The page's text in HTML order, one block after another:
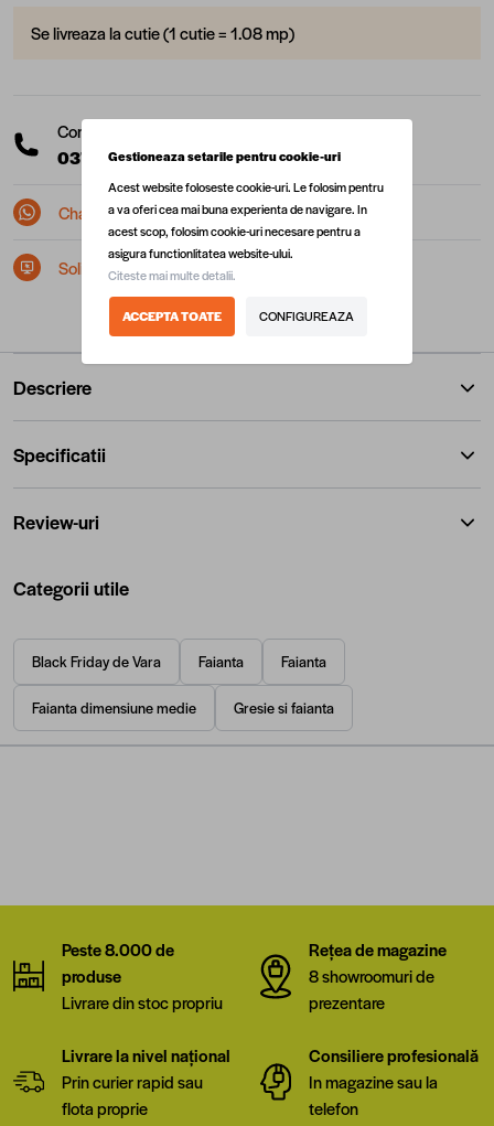
Se livreaza la cutie (1 cutie = 1.08 mp)
Comanda telefonic la:
0377 10 22 22(L-V: 08:00 - 17:00)
Chat pe Whatsapp
Solicita postare in SEAP/SICAP
Descriere
Specificatii
Review-uri
Categorii utile
Black Friday de Vara Faianta Faianta
Faianta dimensiune medie Gresie si faianta
Peste 8.000 de
produse
Livrare din stoc propriu
Rețea de magazine
8 showroomuri de
prezentare
Livrare la nivel național
Prin curier rapid sau
flota proprie
Consiliere profesională
In magazine sau la
telefon
Gestioneaza setarile pentru cookie-uri
Acest website foloseste cookie-uri. Le folosim pentru
a va oferi cea mai buna experienta de navigare. In
acest scop, folosim cookie-uri necesare pentru a
asigura functionlitatea website-ului.
Citeste mai multe detalii.
ACCEPTA TOATE CONFIGUREAZA